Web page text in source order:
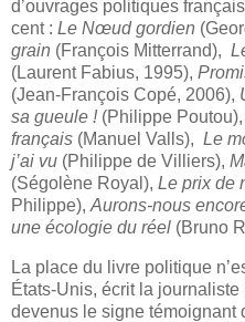
d’ouvrages politiques
cent : Le Nœud gordien
grain (François Mitterrand),
(Laurent Fabius, 1995),
(Jean-François Copé, 2006),
sa gueule !(Philippe Poutou),
français (Manuel Valls), Le
j’ai vu (Philippe de Villiers),
(Ségolène Royal), Le prix de
Philippe), Aurons-nous
une écologie du réel (Bruno
La place du livre politique
États-Unis, écrit la
devenus le signe témoignant